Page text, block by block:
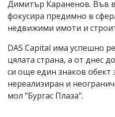
Димитър Караненов. Във
фокусира предимно в
недвижими имоти и
DAS Capital има успешно
цялата страна, а от днес
си още един знаков обект
нереализиран и
мол "Бургас Плаза".